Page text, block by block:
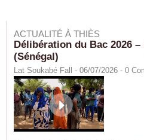
ACTUALITÉ À THIÈS
Délibération du Bac 2026
(Sénégal)
Lat Soukabé Fall - 06/07/2026 - 0